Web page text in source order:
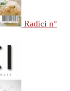
Radici n°